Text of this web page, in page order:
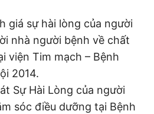
giá sự hài lòng của người
nhà người bệnh về chất
viện Tim mạch – Bệnh
2014.
Sự Hài Lòng của người
sóc điều dưỡng tại Bệnh